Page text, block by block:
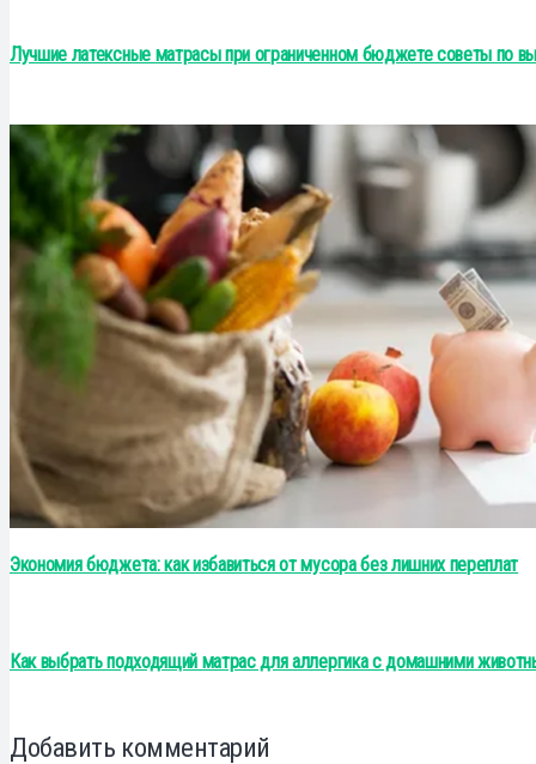
Лучшие латексные матрасы при ограниченном бюджете советы по
Экономия бюджета: как избавиться от мусора без лишних переплат
Как выбрать подходящий матрас для аллергика с домашними
Добавить комментарий